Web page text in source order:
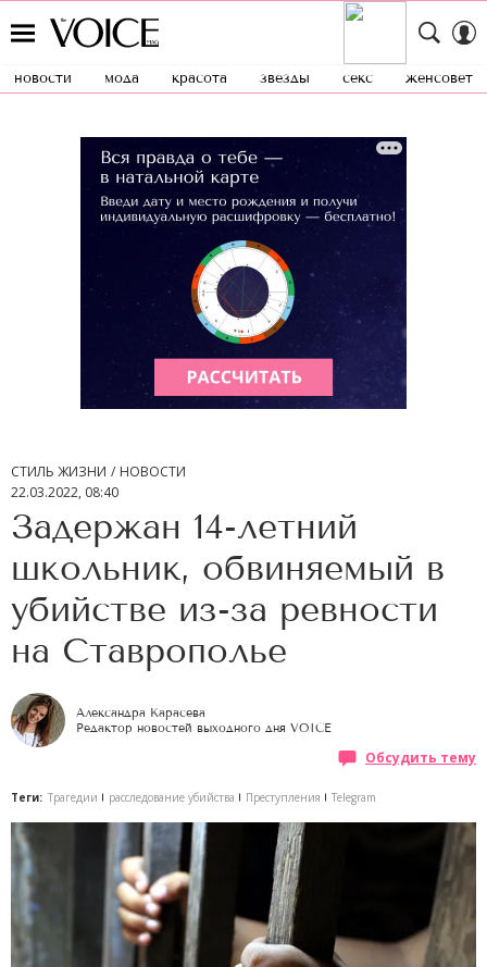
новости мода красота звезды секс женсовет
СТИЛЬ ЖИЗНИ
НОВОСТИ
22.03.2022, 08:40
Задержан 14-летний
школьник, обвиняемый в
убийстве из-за ревности
на Ставрополье
Александра Карасева
Редактор новостей выходного дня VOICE
Обсудить тему
Теги: Трагедии расследование убийства Преступления Telegram